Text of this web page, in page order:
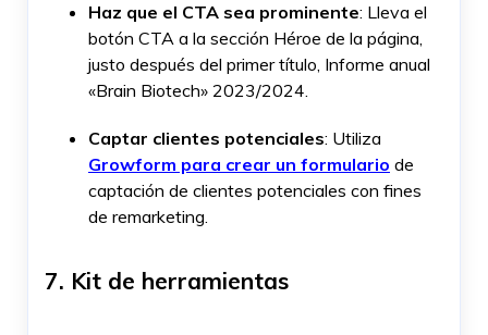
Haz que el CTA sea prominente: Lleva el
botón CTA a la sección Héroe de la página,
justo después del primer título, Informe anual
«Brain Biotech» 2023/2024.
Captar clientes potenciales: Utiliza
Growform para crear un formulario de
captación de clientes potenciales con fines
de remarketing.
7. Kit de herramientas